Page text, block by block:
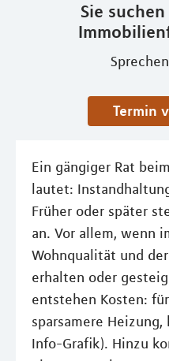
Sie
Termin
Ein gängiger Rat
lautet:
Früher oder später
an. Vor allem, wenn
Wohnqualität und
erhalten oder
entstehen Kosten:
sparsamere
Info-Grafik). Hinzu